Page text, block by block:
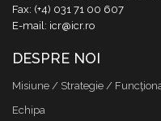
Fax: (+4) 031 71 00 607
E-mail: icr@icr.ro
DESPRE NOI
Misiune / Strategie /
Echipa